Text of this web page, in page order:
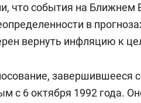
что события на Ближнем
в
вернуть инфляцию к
завершившееся
с 6 октября 1992 года.